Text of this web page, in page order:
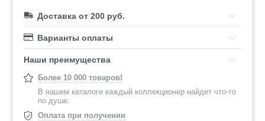
Доставка от 200 руб.
Варианты оплаты
Наши преимущества
Более 10 000 товаров!
В нашем каталоге каждый коллекционер найдет что-то
по душе.
Оплата при получении